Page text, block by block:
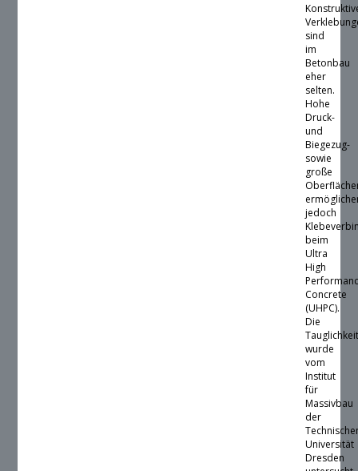
sind
im
Betonbau
eher
selten.
Hohe
Druck-
und
Biegezug-
sowie
große
jedoch
beim
Ultra
High
Concrete
(UHPC).
Die
wurde
vom
Institut
für
Massivbau
der
Universität
Dresden